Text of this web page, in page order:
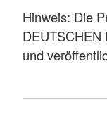
Hinweis: Die
DEUTSCHEN
und